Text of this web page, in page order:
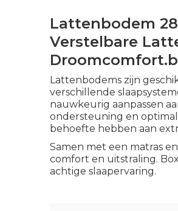
Lattenbodem
Verstelbare
Lattenbodems zijn
verschillende
nauwkeurig aanpassen
ondersteuning en
behoefte hebben aan
Samen met een matras
comfort en uitstraling.
achtige slaapervaring.